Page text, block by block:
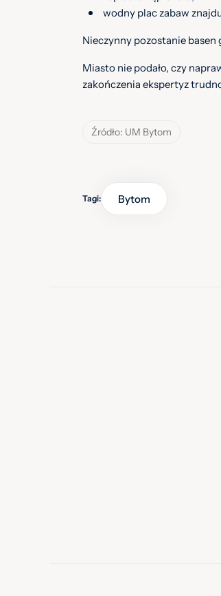
wodny plac zabaw
Nieczynny pozostanie basen
Miasto nie podało, czy
zakończenia ekspertyz
Źródło: UM Bytom
Tagi: Bytom